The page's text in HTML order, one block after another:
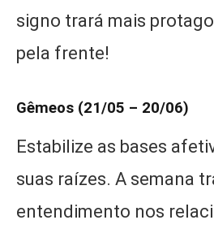
signo trará mais
pela frente!
Gêmeos (21/05 – 20/06)
Estabilize as bases
suas raízes. A semana
entendimento nos